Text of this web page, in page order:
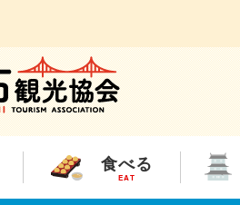
食べる
EAT